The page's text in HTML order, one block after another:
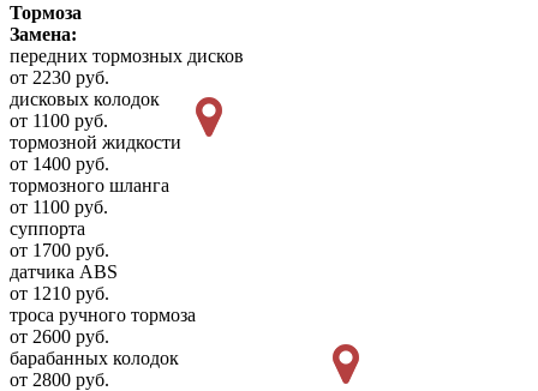
Тормоза
Замена:
передних тормозных дисков
от 2230 руб.
дисковых колодок
от 1100 руб.
тормозной жидкости
от 1400 руб.
тормозного шланга
от 1100 руб.
суппорта
от 1700 руб.
датчика ABS
от 1210 руб.
троса ручного тормоза
от 2600 руб.
барабанных колодок
от 2800 руб.